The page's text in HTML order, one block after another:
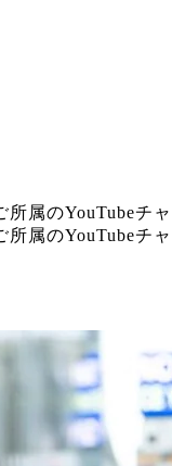
属のYouTubeチ
属のYouTubeチ